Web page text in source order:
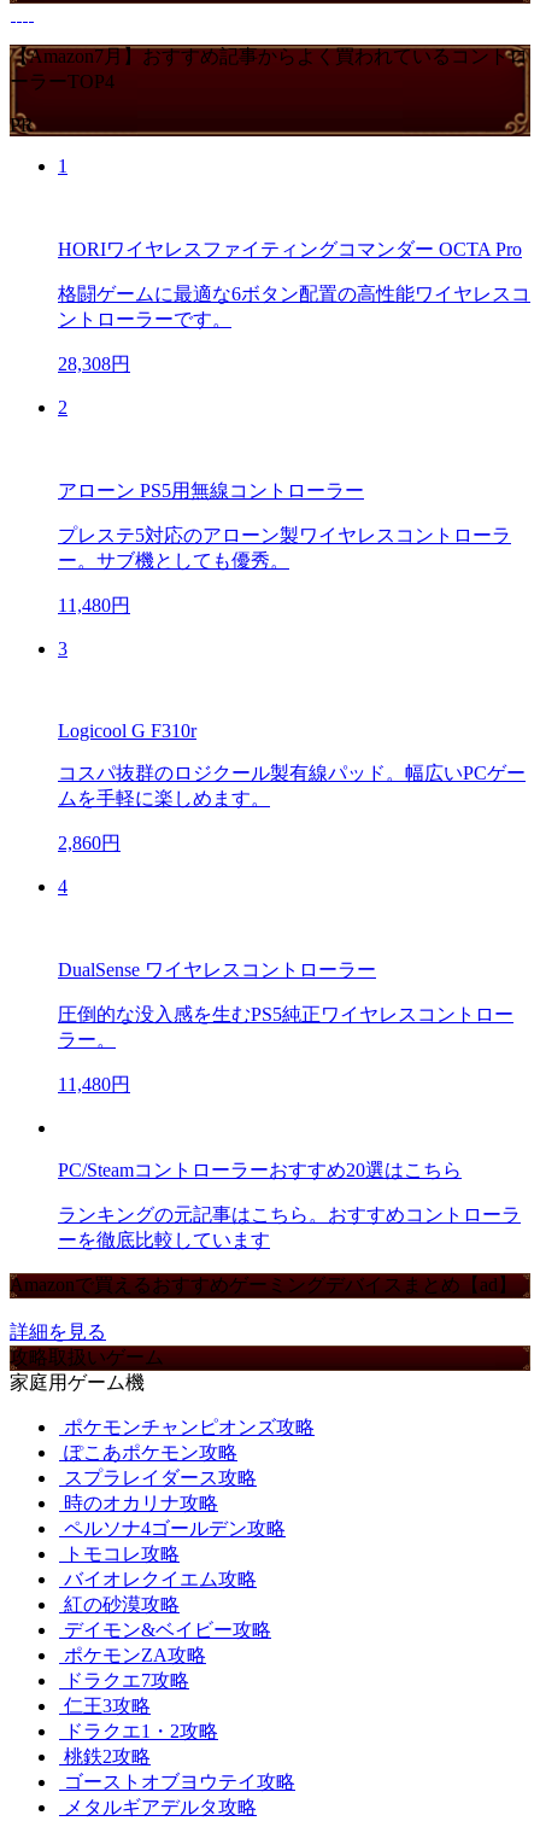
【Amazon7月】おすすめ記事からよく買われているコントロ
ーラーTOP4
PR
1
HORIワイヤレスファイティングコマンダー OCTA Pro
格闘ゲームに最適な6ボタン配置の高性能ワイヤレスコ
ントローラーです。
28,308円
2
アローン PS5用無線コントローラー
プレステ5対応のアローン製ワイヤレスコントローラ
ー。サブ機としても優秀。
11,480円
3
Logicool G F310r
コスパ抜群のロジクール製有線パッド。幅広いPCゲー
ムを手軽に楽しめます。
2,860円
4
DualSense ワイヤレスコントローラー
圧倒的な没入感を生むPS5純正ワイヤレスコントロー
ラー。
11,480円
PC/Steamコントローラーおすすめ20選はこちら
ランキングの元記事はこちら。おすすめコントローラ
ーを徹底比較しています
Amazonで買えるおすすめゲーミングデバイスまとめ【ad】
詳細を見る
攻略取扱いゲーム
家庭用ゲーム機
ポケモンチャンピオンズ攻略
ぽこあポケモン攻略
スプラレイダース攻略
時のオカリナ攻略
ペルソナ4ゴールデン攻略
トモコレ攻略
バイオレクイエム攻略
紅の砂漠攻略
デイモン&ベイビー攻略
ポケモンZA攻略
ドラクエ7攻略
仁王3攻略
ドラクエ1・2攻略
桃鉄2攻略
ゴーストオブヨウテイ攻略
メタルギアデルタ攻略